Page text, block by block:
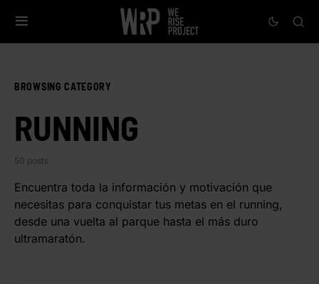
BROWSING CATEGORY
RUNNING
50 posts
Encuentra toda la información y motivación que
necesitas para conquistar tus metas en el running,
desde una vuelta al parque hasta el más duro
ultramaratón.